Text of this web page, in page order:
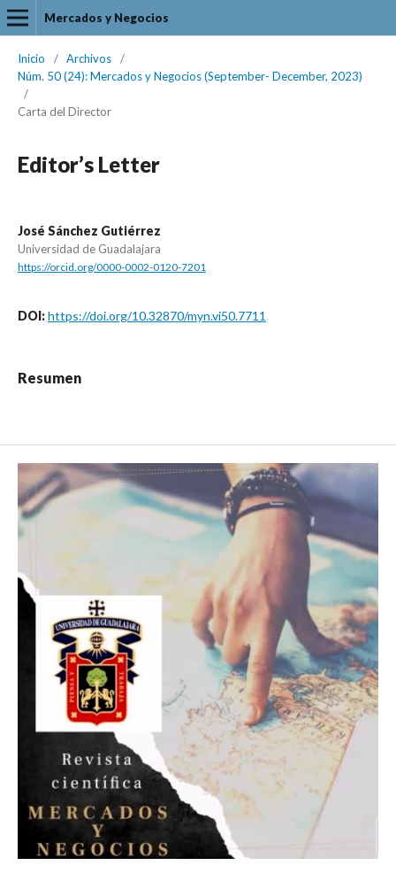
Mercados y Negocios
Inicio / Archivos
/
Núm. 50 (24): Mercados y Negocios (September- December, 2023)
/
Carta del Director
Editor’s Letter
José Sánchez Gutiérrez
Universidad de Guadalajara
https://orcid.org/0000-0002-0120-7201
DOI:https://doi.org/10.32870/myn.vi50.7711
Resumen